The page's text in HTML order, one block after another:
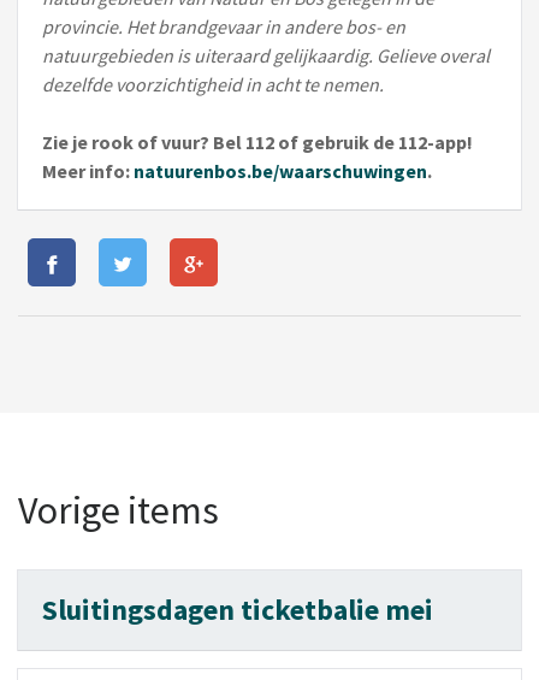
provincie. Het brandgevaar in andere bos- en
natuurgebieden is uiteraard gelijkaardig. Gelieve overal
dezelfde voorzichtigheid in acht te nemen.
Zie je rook of vuur? Bel 112 of gebruik de 112-app!
Meer info: natuurenbos.be/waarschuwingen.
Vorige items
Sluitingsdagen ticketbalie mei